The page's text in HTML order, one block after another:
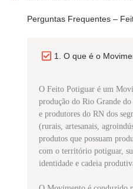
Perguntas Frequentes –
1. O que é o
O Feito Potiguar é um
produção do Rio Grande do
e produtores do RN dos
(rurais, artesanais,
produtos que possuam
com o território potiguar,
identidade e cadeia